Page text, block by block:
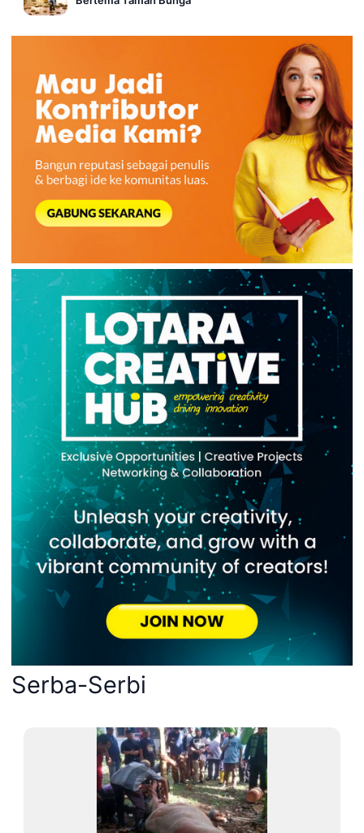
Serba-Serbi